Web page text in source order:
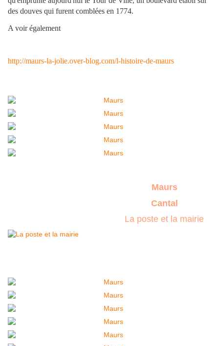
des douves qui furent comblées en 1774.
A voir également
http://maurs-la-jolie.over-blog.com/l-histoire-de-maurs
Maurs
Cantal
La poste et la mairie